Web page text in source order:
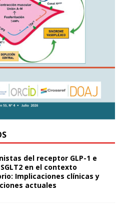
del receptor GLP-1 e
en el contexto
Implicaciones clínicas y
actuales